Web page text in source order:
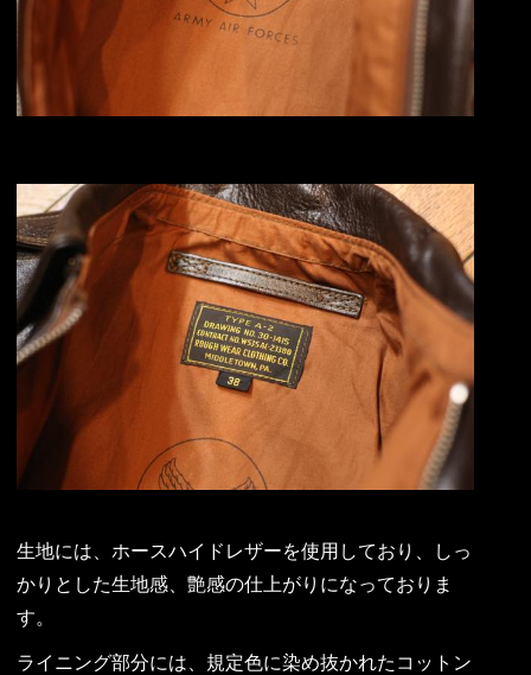
生地には、ホースハイドレザーを使用しており、しっ
かりとした生地感、艶感の仕上がりになっておりま
す。
ライニング部分には、規定色に染め抜かれたコットン